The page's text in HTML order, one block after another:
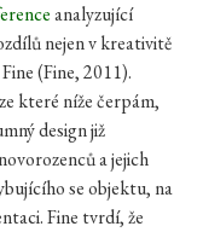
analyzující
nejen v kreativitě
(Fine, 2011).
které níže čerpám,
design již
a jejich
se objektu, na
Fine tvrdí, že